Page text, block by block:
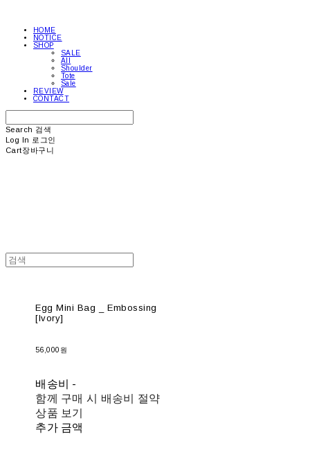
HOME
NOTICE
SHOP
SALE
All
Shoulder
Tote
Sale
REVIEW
CONTACT
Search 검색
Log In 로그인
Cart장바구니
Egg Mini Bag _ Embossing
[Ivory]
56,000원
배송비 -
함께 구매 시 배송비 절약
상품 보기
추가 금액